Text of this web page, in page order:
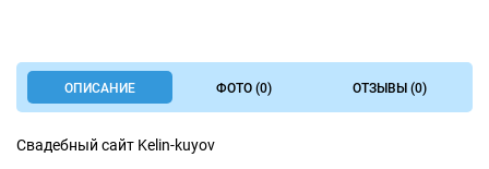
ОПИСАНИЕ ФОТО (0) ОТЗЫВЫ (0)
Свадебный сайт Kelin-kuyov